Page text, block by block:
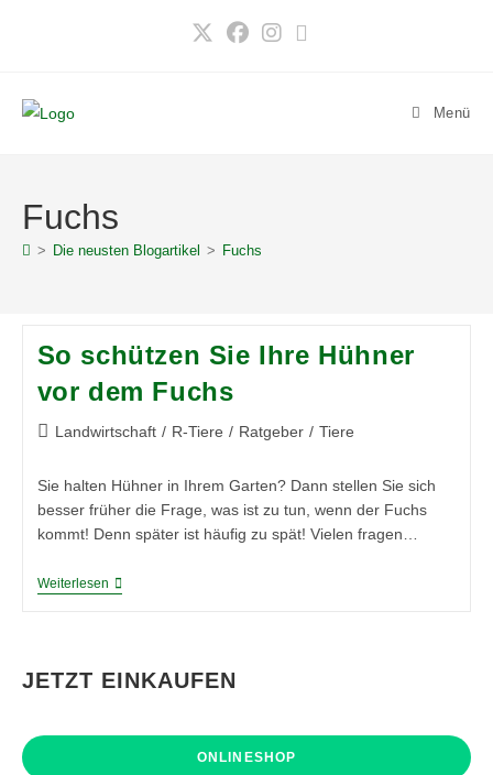
Menü
Fuchs
> Die neusten Blogartikel > Fuchs
So schützen Sie Ihre Hühner
vor dem Fuchs
Beitrags-
Landwirtschaft / R-Tiere / Ratgeber / Tiere
Sie halten Hühner in Ihrem Garten? Dann stellen Sie sich
besser früher die Frage, was ist zu tun, wenn der Fuchs
kommt! Denn später ist häufig zu spät! Vielen fragen…
WeiterlesenSo
Vor
Dem
JETZT EINKAUFEN
ONLINESHOP